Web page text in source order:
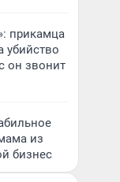
прикамца
убийство
он звонит
из
бизнес